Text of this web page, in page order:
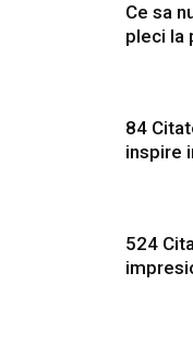
Ce sa
pleci la
84
inspire
524